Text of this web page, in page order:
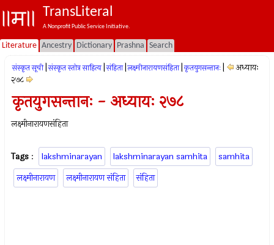
TransLiteral
A Nonprofit Public Service Initiative.
Literature Ancestry Dictionary Prashna Search
संस्कृत सूची संस्कृत स्तोत्र साहित्य संहिता लक्ष्मीनारायणसंहिता कृतयुगसन्तानः
अध्यायः
२७८
कृतयुगसन्तानः - अध्यायः २७८
लक्ष्मीनारायणसंहिता
Tags : lakshminarayan lakshminarayan samhita
samhita
लक्ष्मीनारायण
लक्ष्मीनारायण संहिता संहिता